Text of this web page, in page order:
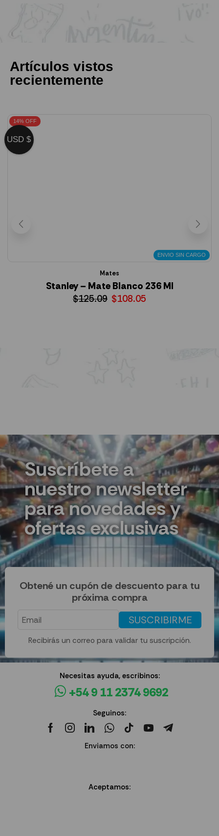
Artículos vistos
recientemente
14% OFF
ENVIO SIN CARGO
Mates
Stanley – Mate Blanco 236 Ml
$125.09 $108.05
Suscríbete a
nuestro newsletter
para novedades y
ofertas exclusivas
Obtené un cupón de descuento para tu
próxima compra
SUSCRIBIRME
Recibirás un correo para validar tu suscripción.
Necesitas ayuda, escribinos:
+54 9 11 2374 9692
Seguinos:
Enviamos con:
Aceptamos:
USD $